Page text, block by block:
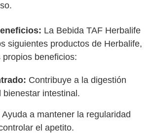
La Bebida TAF Herbalife
siguientes productos de Herbalife,
beneficios:
Contribuye a la digestión
bienestar intestinal.
Ayuda a mantener la regularidad
el apetito.